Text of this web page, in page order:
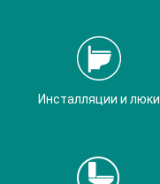
Инсталляции и люки